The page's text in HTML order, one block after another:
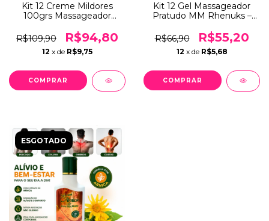
Kit 12 Creme Mildores
100grs Massageador
Muscular e Corporal –
Arnica, Castanha da Índia
e Centella Asiática
R$109,90 R$94,80
12 x de R$9,75
Kit 12 Gel Massageador
Pratudo MM Rhenuks –
Relaxamento Corporal
R$66,90 R$55,20
12 x de R$5,68
ESGOTADO